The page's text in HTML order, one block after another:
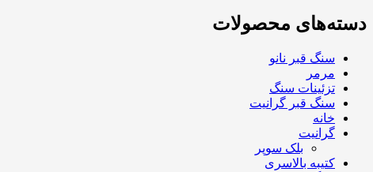
دسته‌های محصولات
سنگ قبر نانو
مرمر
تزئینات سنگ
سنگ قبر گرانیت
خانه
گرانیت
بلک سوپر
کتیبه بالاسری